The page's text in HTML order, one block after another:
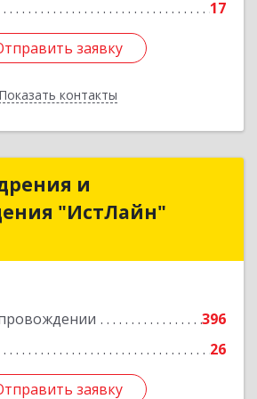
17
заявку
Показать контакты
заявку
Назад
и
"ИстЛайн"
396
26
заявку
Центр Внедрения и
"ИстЛайн"
Подробнее
заявку